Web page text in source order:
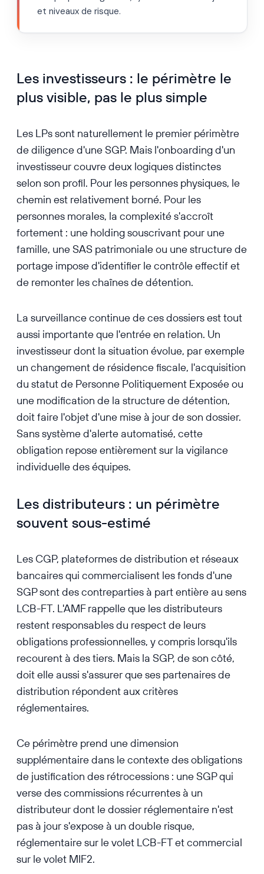
et niveaux de risque.
Les investisseurs : le périmètre le
plus visible, pas le plus simple
Les LPs sont naturellement le premier périmètre
de diligence d'une SGP. Mais l'onboarding d'un
investisseur couvre deux logiques distinctes
selon son profil. Pour les personnes physiques, le
chemin est relativement borné. Pour les
personnes morales, la complexité s'accroît
fortement : une holding souscrivant pour une
famille, une SAS patrimoniale ou une structure de
portage impose d'identifier le contrôle effectif et
de remonter les chaînes de détention.
La surveillance continue de ces dossiers est tout
aussi importante que l'entrée en relation. Un
investisseur dont la situation évolue, par exemple
un changement de résidence fiscale, l'acquisition
du statut de Personne Politiquement Exposée ou
une modification de la structure de détention,
doit faire l'objet d'une mise à jour de son dossier.
Sans système d'alerte automatisé, cette
obligation repose entièrement sur la vigilance
individuelle des équipes.
Les distributeurs : un périmètre
souvent sous-estimé
Les CGP, plateformes de distribution et réseaux
bancaires qui commercialisent les fonds d'une
SGP sont des contreparties à part entière au sens
LCB-FT. L'AMF rappelle que les distributeurs
restent responsables du respect de leurs
obligations professionnelles, y compris lorsqu'ils
recourent à des tiers. Mais la SGP, de son côté,
doit elle aussi s'assurer que ses partenaires de
distribution répondent aux critères
réglementaires.
Ce périmètre prend une dimension
supplémentaire dans le contexte des obligations
de justification des rétrocessions : une SGP qui
verse des commissions récurrentes à un
distributeur dont le dossier réglementaire n'est
pas à jour s'expose à un double risque,
réglementaire sur le volet LCB-FT et commercial
sur le volet MIF2.